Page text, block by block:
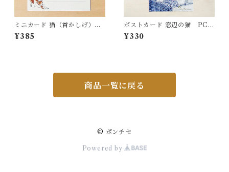
ミニカード 猫（首かしげ）
MC29
¥385
ポストカード 窓辺の猫 PC4
1
¥330
商品一覧に戻る
© ポンチセ
Powered by